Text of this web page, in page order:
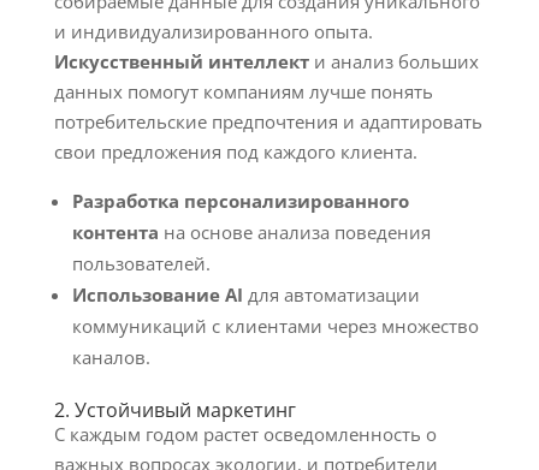
и индивидуализированного опыта.
Искусственный интеллекти анализ больших
данных помогут компаниям лучше понять
потребительские предпочтения и адаптировать
свои предложения под каждого клиента.
Разработка персонализированного
контента на основе анализа поведения
пользователей.
Использование AI для автоматизации
коммуникаций с клиентами через множество
каналов.
2. Устойчивый маркетинг
С каждым годом растет осведомленность о
важных вопросах экологии, и потребители